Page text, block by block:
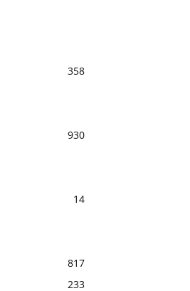
358
930
14
817
233